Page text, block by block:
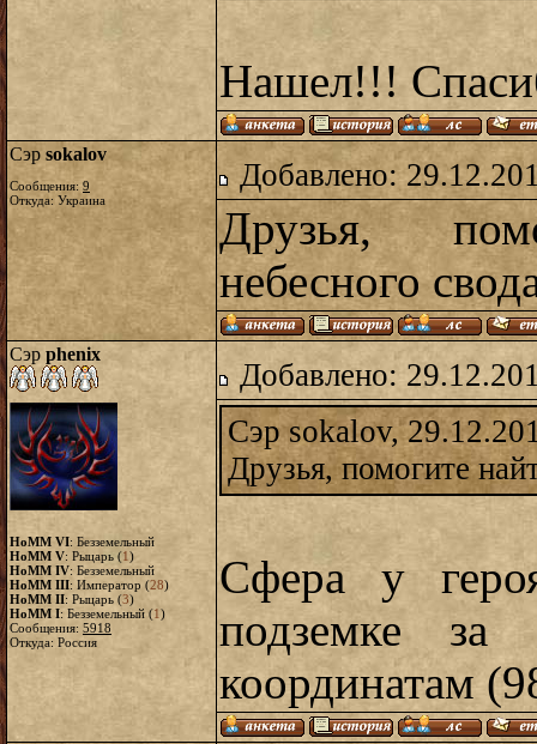
Нашел!!!
Сэр sokalov
Сообщения: 9
Откуда: Украина
Добавлено:
Друзья,
небесного
Сэр phenix
HoMM VI: Безземельный
HoMM V: Рыцарь (1)
HoMM IV: Безземельный
HoMM III: Император (28)
HoMM II: Рыцарь (3)
HoMM I: Безземельный (1)
Сообщения: 5918
Откуда: Россия
Добавлено:
Сэр sokalov,
Друзья, помогите
Сфера у
подземке за
координатам